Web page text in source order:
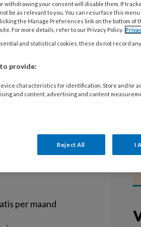
de
om uitstel van
2021 en
per maand
withdrawing your consent will disable them. If
be as relevant to you. You can resurface this
the Manage Preferences link on the bottom of
For more details, refer to our Privacy Policy.
and statistical cookies, these do not record
provide:
characteristics for identification. Store and/or
and content, advertising and content
Reject All I